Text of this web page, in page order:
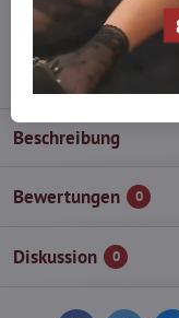
wieder auf!
Beschreibung
Bewertungen 0
Diskussion 0